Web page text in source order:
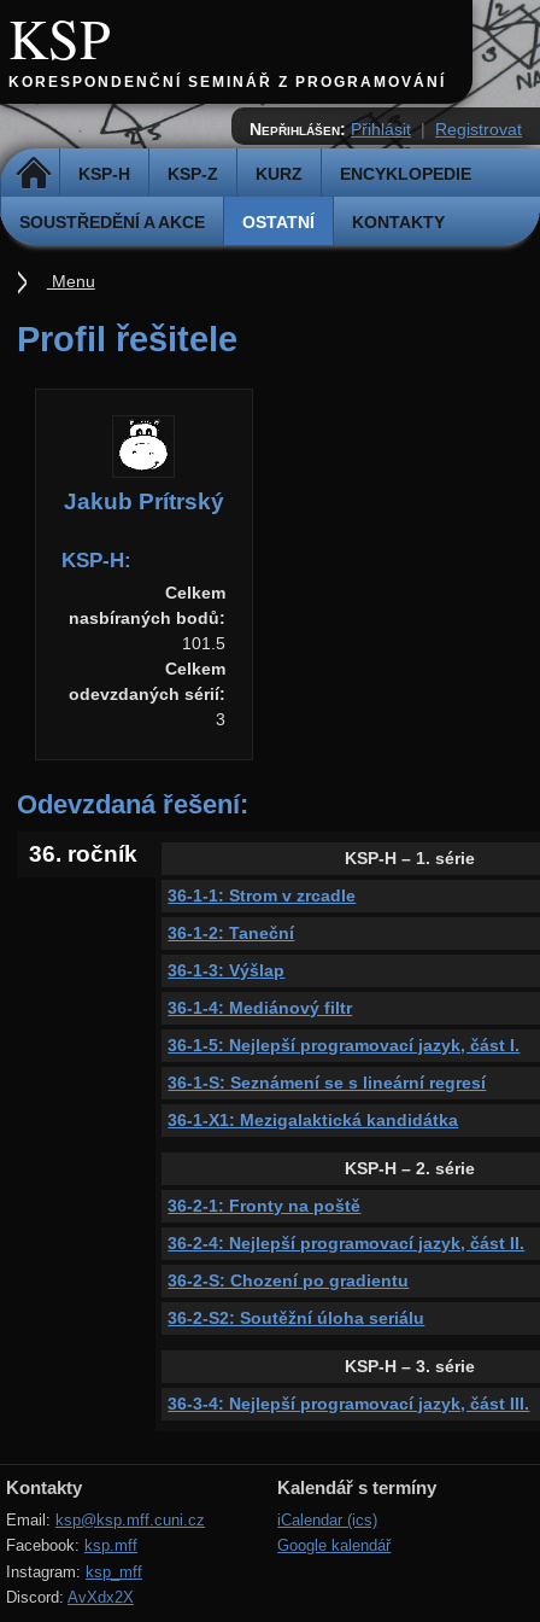
KSP
KORESPONDENČNÍ SEMINÁŘ Z PROGRAMOVÁNÍ
DOMŮ KSP-H KSP-Z KURZ ENCYKLOPEDIE
SOUSTŘEDĚNÍ A AKCE OSTATNÍ KONTAKTY
Nepřihlášen: Přihlásit | Registrovat
Profil řešitele
Jakub Prítrský
KSP-H:
Celkem
nasbíraných bodů:
101.5
Celkem
odevzdaných sérií:
3
Odevzdaná řešení:
36. ročník
KSP-H – 1. série
36-1-1: Strom v zrcadle
36-1-2: Taneční
36-1-3: Výšlap
36-1-4: Mediánový filtr
36-1-5: Nejlepší programovací jazyk, část I.
36-1-S: Seznámení se s lineární regresí
36-1-X1: Mezigalaktická kandidátka
KSP-H – 2. série
36-2-1: Fronty na poště
36-2-4: Nejlepší programovací jazyk, část II.
36-2-S: Chození po gradientu
36-2-S2: Soutěžní úloha seriálu
KSP-H – 3. série
36-3-4: Nejlepší programovací jazyk, část III.
Menu
Kontakty
Email: ksp@ksp.mff.cuni.cz
Facebook: ksp.mff
Instagram: ksp_mff
Discord: AvXdx2X
Kalendář s termíny
iCalendar (ics)
Google kalendář